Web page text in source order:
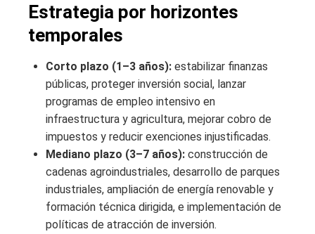
Estrategia por horizontes
temporales
Corto plazo (1–3 años): estabilizar finanzas
públicas, proteger inversión social, lanzar
programas de empleo intensivo en
infraestructura y agricultura, mejorar cobro de
impuestos y reducir exenciones injustificadas.
Mediano plazo (3–7 años): construcción de
cadenas agroindustriales, desarrollo de parques
industriales, ampliación de energía renovable y
formación técnica dirigida, e implementación de
políticas de atracción de inversión.